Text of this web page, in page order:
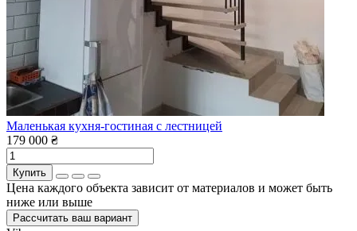
Маленькая кухня-гостиная с лестницей
179 000 ₴
Купить
Цена каждого объекта зависит от материалов и может быть
ниже или выше
Рассчитать ваш вариант